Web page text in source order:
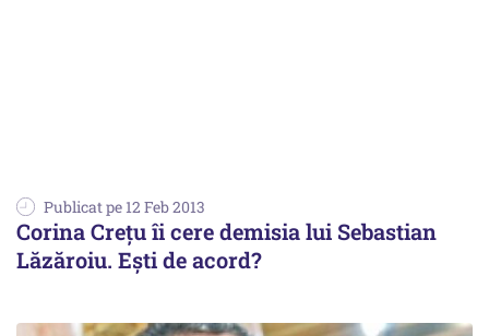
Publicat pe 12 Feb 2013
Corina Crețu îi cere demisia lui Sebastian
Lăzăroiu. Ești de acord?